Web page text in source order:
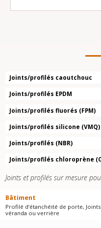
Joints/profilés caoutchouc
Joints/profilés EPDM
Joints/profilés fluorés (FPM)
Joints/profilés silicone (VMQ)
Joints/profilés (NBR)
Joints/profilés chloroprène
Joints et profilés sur mesure
Bâtiment
Profilé d’étanchéité de porte,
véranda ou verrière